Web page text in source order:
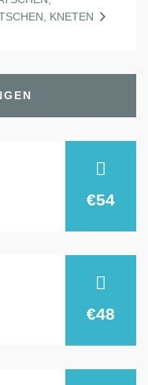
KNETEN
€54
€48